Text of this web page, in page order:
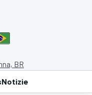
BR
Notizie